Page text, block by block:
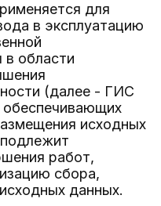
для
в эксплуатацию
области
(далее - ГИС
исходных
работ,
сбора,
данных.